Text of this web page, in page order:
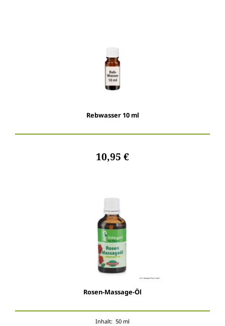
Rebwasser 10 ml
10,95 €
Rosen-Massage-Öl
Inhalt: 50 ml